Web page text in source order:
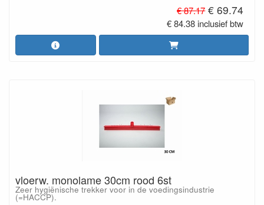
€ 87.17 € 69.74
€ 84.38 inclusief btw
vloerw. monolame 30cm rood 6st
Zeer hygiënische trekker voor in de voedingsindustrie
(=HACCP).